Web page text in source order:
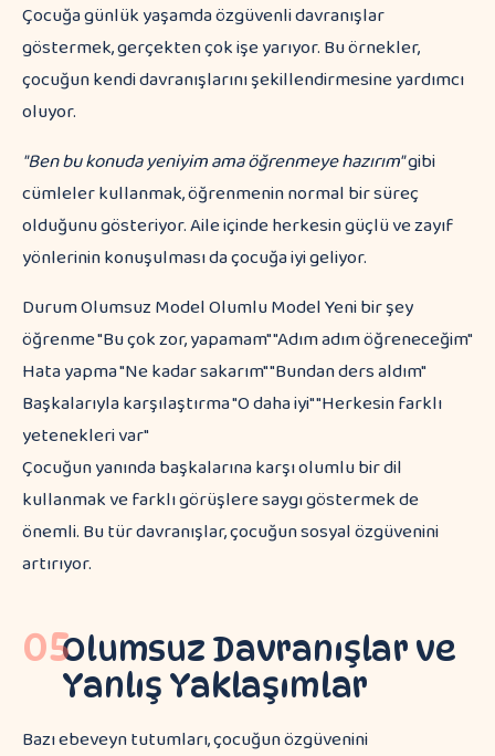
Çocuğa günlük yaşamda özgüvenli davranışlar
göstermek, gerçekten çok işe yarıyor. Bu örnekler,
çocuğun kendi davranışlarını şekillendirmesine yardımcı
oluyor.
"Ben bu konuda yeniyim ama öğrenmeye hazırım"gibi
cümleler kullanmak, öğrenmenin normal bir süreç
olduğunu gösteriyor. Aile içinde herkesin güçlü ve zayıf
yönlerinin konuşulması da çocuğa iyi geliyor.
Durum Olumsuz Model Olumlu Model Yeni bir şey
öğrenme "Bu çok zor, yapamam" "Adım adım öğreneceğim"
Hata yapma "Ne kadar sakarım" "Bundan ders aldım"
Başkalarıyla karşılaştırma "O daha iyi" "Herkesin farklı
yetenekleri var"
Çocuğun yanında başkalarına karşı olumlu bir dil
kullanmak ve farklı görüşlere saygı göstermek de
önemli. Bu tür davranışlar, çocuğun sosyal özgüvenini
artırıyor.
05Olumsuz Davranışlar ve
Yanlış Yaklaşımlar
Bazı ebeveyn tutumları, çocuğun özgüvenini